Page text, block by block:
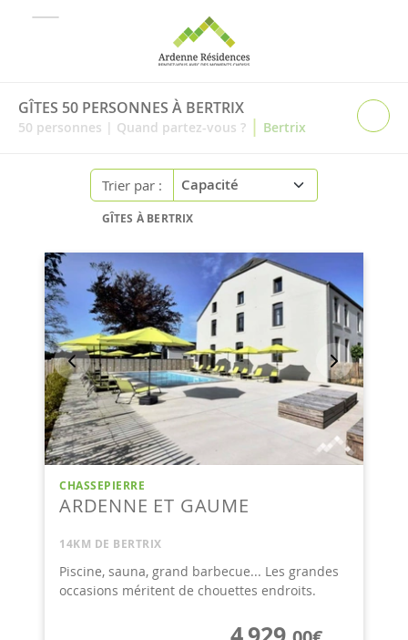
GÎTES 50 PERSONNES À BERTRIX
50 personnes | Quand partez-vous ? | Bertrix
Trier par :
GÎTES À BERTRIX